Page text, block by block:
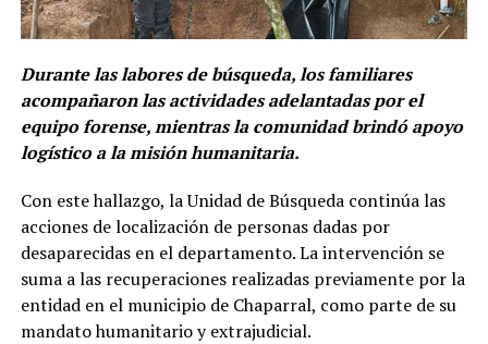
Durante las labores de búsqueda, los familiares
acompañaron las actividades adelantadas por el
equipo forense, mientras la comunidad brindó apoyo
logístico a la misión humanitaria.
Con este hallazgo, la Unidad de Búsqueda continúa las
acciones de localización de personas dadas por
desaparecidas en el departamento. La intervención se
suma a las recuperaciones realizadas previamente por la
entidad en el municipio de Chaparral, como parte de su
mandato humanitario y extrajudicial.